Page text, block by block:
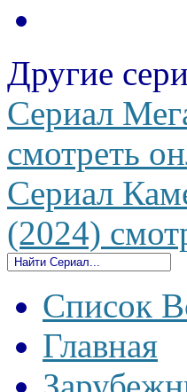
Другие
Сериал
смотреть
Сериал
(2024)
Список
Главная